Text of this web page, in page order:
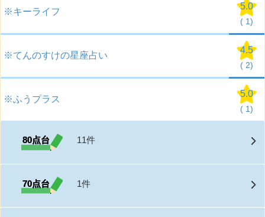
※キーライフ
5.0
( 1)
※てんのすけの星座占い
4.5
( 2)
※ふうプラス
5.0
( 1)
80点台 11件
70点台 1件